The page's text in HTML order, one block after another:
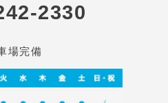
2330
場完備